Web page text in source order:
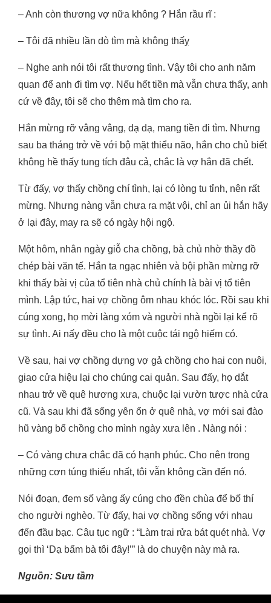
– Anh còn thương vợ nữa không ? Hắn rầu rĩ :
– Tôi đã nhiều lần dò tìm mà không thấỵ
– Nghe anh nói tôi rất thương tình. Vậy tôi cho anh năm
quan để anh đi tìm vợ. Nếu hết tiền mà vẫn chưa thấy, anh
cứ về đây, tôi sẽ cho thêm mà tìm cho ra.
Hắn mừng rỡ vâng vâng, dạ dạ, mang tiền đi tìm. Nhưng
sau ba tháng trở về với bộ mặt thiểu não, hắn cho chủ biết
không hề thấy tung tích đâu cả, chắc là vợ hắn đã chết.
Từ đấy, vợ thấy chồng chí tình, lại có lòng tu tỉnh, nên rất
mừng. Nhưng nàng vẫn chưa ra mặt vội, chỉ an ủi hắn hãy
ở lại đây, may ra sẽ có ngày hội ngộ.
Một hôm, nhân ngày giỗ cha chồng, bà chủ nhờ thầy đồ
chép bài văn tế. Hắn ta ngạc nhiên và bội phần mừng rỡ
khi thấy bài vị của tổ tiên nhà chủ chính là bài vị tổ tiên
mình. Lập tức, hai vợ chồng ôm nhau khóc lóc. Rồi sau khi
cúng xong, họ mời làng xóm và người nhà ngồi lại kể rõ
sự tình. Ai nấy đều cho là một cuộc tái ngộ hiếm có.
Về sau, hai vợ chồng dựng vợ gả chồng cho hai con nuôi,
giao cửa hiệu lại cho chúng cai quản. Sau đấy, họ dắt
nhau trở về quê hương xưa, chuộc lại vườn tược nhà cửa
cũ. Và sau khi đã sống yên ổn ở quê nhà, vợ mới sai đào
hũ vàng bố chồng cho mình ngày xưa lên . Nàng nói :
– Có vàng chưa chắc đã có hạnh phúc. Cho nên trong
những cơn túng thiếu nhất, tôi vẫn không cần đến nó.
Nói đoạn, đem số vàng ấy cúng cho đền chùa để bố thí
cho người nghèo. Từ đấy, hai vợ chồng sống với nhau
đến đầu bạc. Câu tục ngữ : “Làm trai rửa bát quét nhà. Vợ
gọi thì ‘Dạ bẩm bà tôi đây!’” là do chuyện này mà ra.
Nguồn: Sưu tầm